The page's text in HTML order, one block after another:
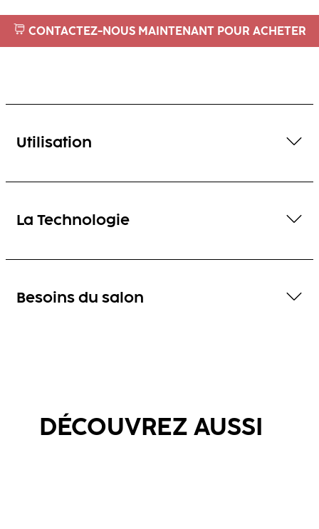
CONTACTEZ-NOUS MAINTENANT POUR ACHETER
Utilisation
La Technologie
Besoins du salon
DÉCOUVREZ AUSSI